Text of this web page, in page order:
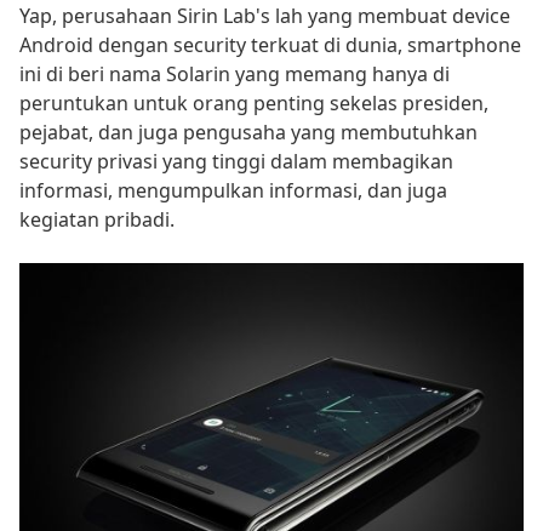
Yap, perusahaan Sirin Lab's lah yang membuat device
Android dengan security terkuat di dunia, smartphone
ini di beri nama Solarin yang memang hanya di
peruntukan untuk orang penting sekelas presiden,
pejabat, dan juga pengusaha yang membutuhkan
security privasi yang tinggi dalam membagikan
informasi, mengumpulkan informasi, dan juga
kegiatan pribadi.